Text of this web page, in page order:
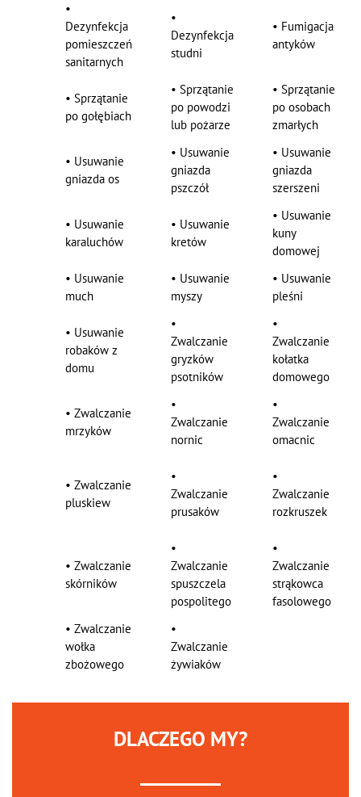
•
Dezynfekcja
pomieszczeń
sanitarnych
•
Dezynfekcja
studni
• Fumigacja
antyków
• Sprzątanie
po gołębiach
• Sprzątanie
po powodzi
lub pożarze
• Sprzątanie
po osobach
zmarłych
• Usuwanie
gniazda os
• Usuwanie
gniazda
pszczół
• Usuwanie
gniazda
szerszeni
• Usuwanie
karaluchów
• Usuwanie
kretów
• Usuwanie
kuny
domowej
• Usuwanie
much
• Usuwanie
myszy
• Usuwanie
pleśni
• Usuwanie
robaków z
domu
•
Zwalczanie
gryzków
psotników
•
Zwalczanie
kołatka
domowego
• Zwalczanie
mrzyków
•
Zwalczanie
nornic
•
Zwalczanie
omacnic
• Zwalczanie
pluskiew
•
Zwalczanie
prusaków
•
Zwalczanie
rozkruszek
• Zwalczanie
skórników
•
Zwalczanie
spuszczela
pospolitego
•
Zwalczanie
strąkowca
fasolowego
• Zwalczanie
wołka
zbożowego
•
Zwalczanie
żywiaków
DLACZEGO MY?